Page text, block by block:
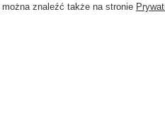
znaleźć także na stronie